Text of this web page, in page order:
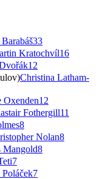
33
Kratochvíl16
12
Christina Latham-
Oxenden12
Fothergill11
8
Nolan8
Mangold8
7
7